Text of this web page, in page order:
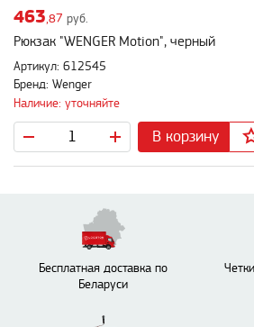
463,87 руб.
Рюкзак "WENGER Motion", черный
Артикул: 612545
Бренд: Wenger
Наличие: уточняйте
В корзину
Бесплатная доставка по
Беларуси